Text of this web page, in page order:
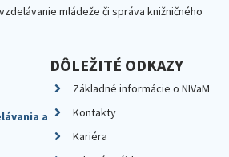
mládeže či správa knižničného
a
DÔLEŽITÉ ODKAZY
Základné informácie o NIVaM
Kontakty
Kariéra